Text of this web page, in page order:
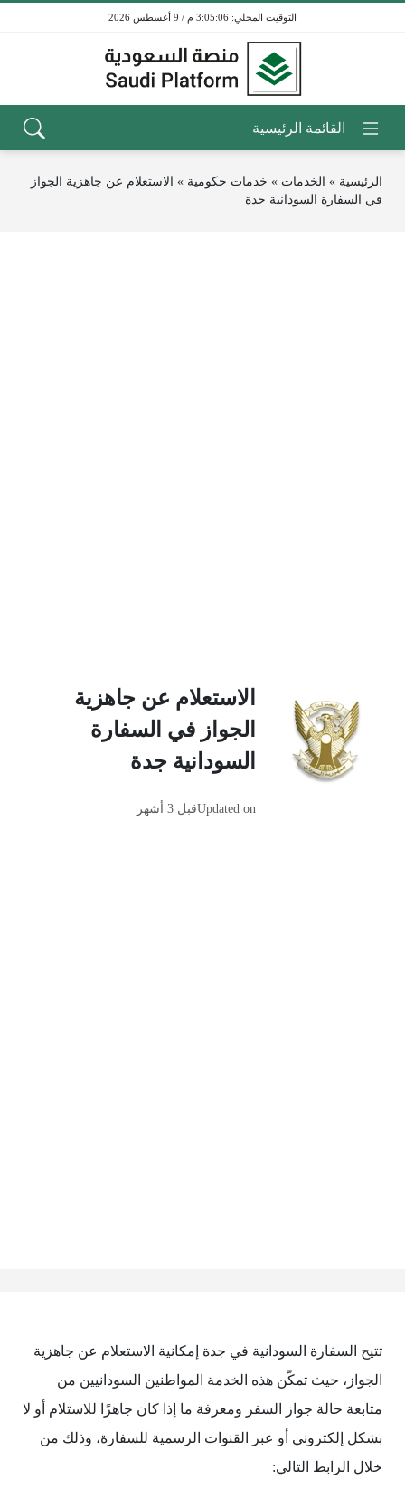
3:05:06 م / 9 أغسطس 2026
الرئيسية » الخدمات » خدمات حكومية » الاستعلام عن جاهزية الجواز
في السفارة السودانية جدة
الاستعلام عن جاهزية
الجواز في السفارة
السودانية جدة
Updated onقبل 3 أشهر
تتيح السفارة السودانية في جدة إمكانية الاستعلام عن جاهزية
الجواز، حيث تمكّن هذه الخدمة المواطنين السودانيين من
متابعة حالة جواز السفر ومعرفة ما إذا كان جاهزًا للاستلام أو لا
بشكل إلكتروني أو عبر القنوات الرسمية للسفارة، وذلك من
خلال الرابط التالي: